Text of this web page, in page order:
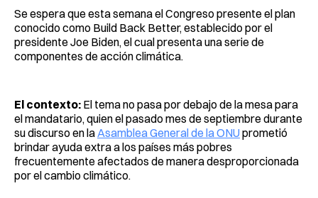
Se espera que esta semana el Congreso presente el plan
conocido como Build Back Better, establecido por el
presidente Joe Biden, el cual presenta una serie de
componentes de acción climática.
El contexto: El tema no pasa por debajo de la mesa para
el mandatario, quien el pasado mes de septiembre durante
su discurso en la Asamblea General de la ONUprometió
brindar ayuda extra a los países más pobres
frecuentemente afectados de manera desproporcionada
por el cambio climático.